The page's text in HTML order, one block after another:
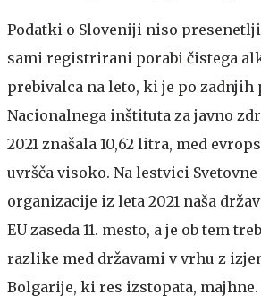
Podatki o Sloveniji niso
sami registrirani porabi čistega
prebivalca na leto, ki je po zadnjih
Nacionalnega inštituta za javno
2021 znašala 10,62 litra, med
uvršča visoko. Na lestvici
organizacije iz leta 2021 naša
EU zaseda 11. mesto, a je ob tem
razlike med državami v vrhu z
Bolgarije, ki res izstopata, majhne.